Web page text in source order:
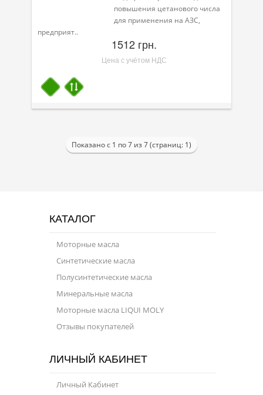
повышения цетанового числа
для применения на АЗС,
предприят..
1512 грн.
Цена с учётом НДС
Показано с 1 по 7 из 7 (страниц: 1)
КАТАЛОГ
Моторные масла
Синтетические масла
Полусинтетические масла
Минеральные масла
Моторные масла LIQUI MOLY
Отзывы покупателей
ЛИЧНЫЙ КАБИНЕТ
Личный Кабинет